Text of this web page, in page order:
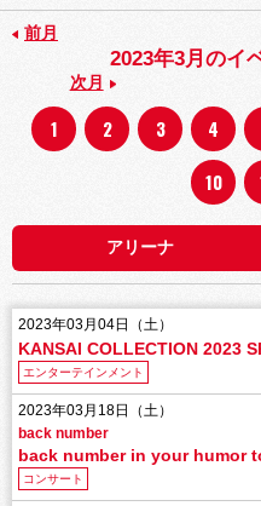
前月
2023年3月 のイ
次月
1 2 3 4
10
アリーナ
2023年03月04日（土）
KANSAI COLLECTION 2023
エンターテインメント
2023年03月18日（土）
back number
back number in your humor
コンサート